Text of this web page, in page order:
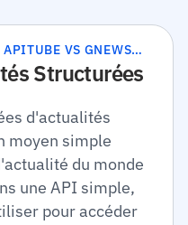
APITUBE VS GNEWS.IO
Structurées
d'actualités
moyen simple
du monde
une API simple,
pour accéder